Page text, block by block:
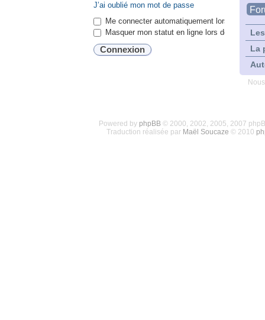
La
J’ai oublié mon mot de passe
Me connecter automatiquement lors de
Masquer mon statut en ligne lors de cette
Powered by phpBB© 2000, 2002, 2005, 2007
Traduction réalisée par Maël Soucaze © 2010